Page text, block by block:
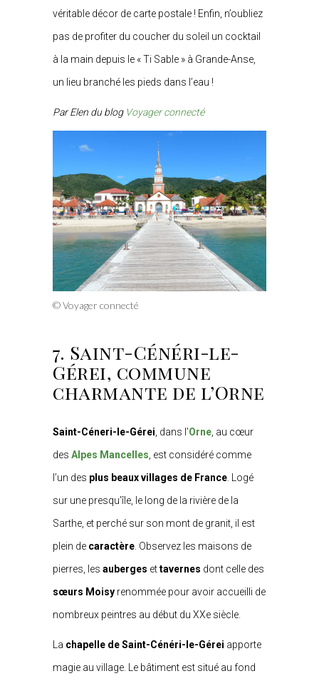
véritable décor de carte postale ! Enfin, n’oubliez
pas de profiter du coucher du soleil un cocktail
à la main depuis le «Ti Sable » à Grande-Anse,
un lieu branché les pieds dans l’eau !
Par Elen du blog Voyager connecté
© Voyager connecté
7. Saint-Cénéri-le-
Gérei, commune
charmante de l’Orne
Saint-Céneri-le-Gérei , dans l’Orne , au cœur
des Alpes Mancelles , est considéré comme
l’un des plus beaux villages de France . Logé
sur une presqu’île, le long de la rivière de la
Sarthe, et perché sur son mont de granit, il est
plein de caractère . Observez les maisons de
pierres, les auberges ettavernes dont celle des
sœurs Moisy renommée pour avoir accueilli de
nombreux peintres au début du XXe siècle.
La chapelle de Saint-Cénéri-le-Gérei apporte
magie au village. Le bâtiment est situé au fond